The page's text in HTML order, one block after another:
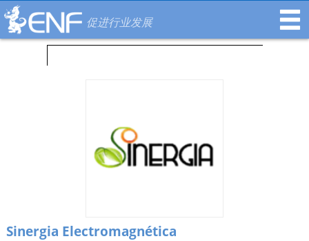
促进行业发展
Sinergia Electromagnética